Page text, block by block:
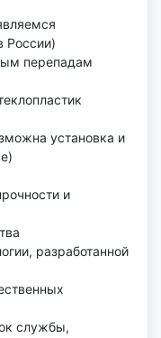
России)
перепадам
установка и
и
разработанной
службы,